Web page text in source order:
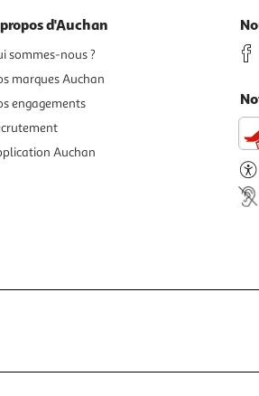
d'Auchan
sommes-nous ?
marques Auchan
engagements
Auchan